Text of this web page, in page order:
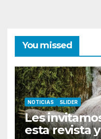
You missed
NOTICIAS SLIDER
Les
esta revista